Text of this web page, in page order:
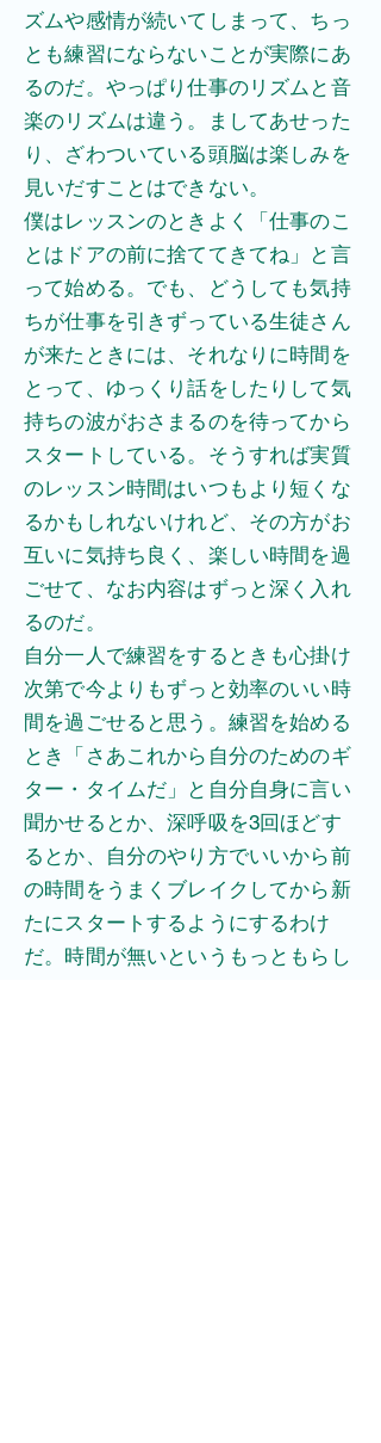
ズムや感情が続いてしまって、ちっ
とも練習にならないことが実際にあ
るのだ。やっぱり仕事のリズムと音
楽のリズムは違う。ましてあせった
り、ざわついている頭脳は楽しみを
見いだすことはできない。
僕はレッスンのときよく「仕事のこ
とはドアの前に捨ててきてね」と言
って始める。でも、どうしても気持
ちが仕事を引きずっている生徒さん
が来たときには、それなりに時間を
とって、ゆっくり話をしたりして気
持ちの波がおさまるのを待ってから
スタートしている。そうすれば実質
のレッスン時間はいつもより短くな
るかもしれないけれど、その方がお
互いに気持ち良く、楽しい時間を過
ごせて、なお内容はずっと深く入れ
るのだ。
自分一人で練習をするときも心掛け
次第で今よりもずっと効率のいい時
間を過ごせると思う。練習を始める
とき「さあこれから自分のためのギ
ター・タイムだ」と自分自身に言い
聞かせるとか、深呼吸を3回ほどす
るとか、自分のやり方でいいから前
の時間をうまくブレイクしてから新
たにスタートするようにするわけ
だ。時間が無いというもっともらし